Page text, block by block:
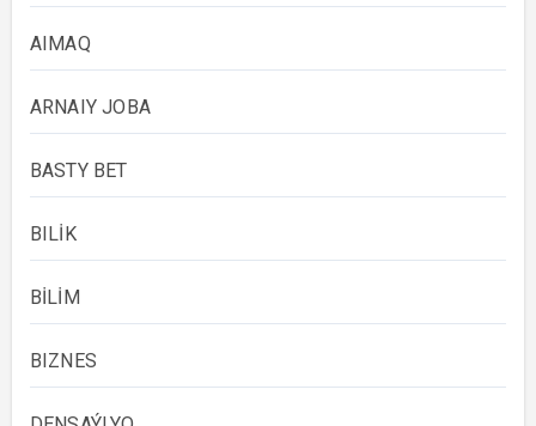
AIMAQ
ARNAIY JOBA
BASTY BET
BILİK
BİLİM
BIZNES